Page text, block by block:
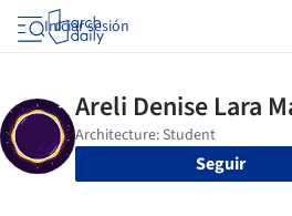
Iniciar sesión
Seguir